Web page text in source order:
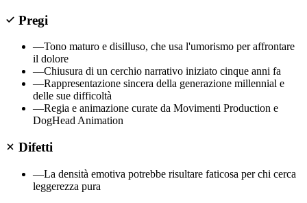
Pregi
—Tono maturo e disilluso, che usa l'umorismo per affrontare
il dolore
—Chiusura di un cerchio narrativo iniziato cinque anni fa
—Rappresentazione sincera della generazione millennial e
delle sue difficoltà
—Regia e animazione curate da Movimenti Production e
DogHead Animation
Difetti
—La densità emotiva potrebbe risultare faticosa per chi cerca
leggerezza pura